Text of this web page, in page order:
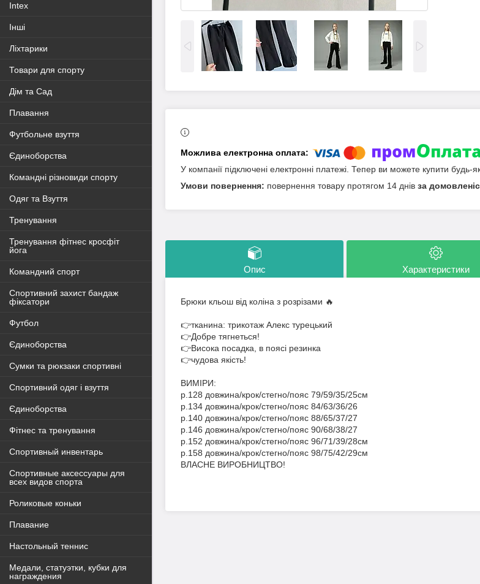
У компанії підключені електронні платежі. Тепер ви можете купити будь-
повернення товару протягом 14 днів за
Опис Характеристики
Брюки кльош від коліна з розрізами 🔥
👉тканина: трикотаж Алекс турецький
👉Добре тягнеться!
👉Висока посадка, в поясі резинка
👉чудова якість!
ВИМІРИ:
р.128 довжина/крок/стегно/пояс 79/59/35/25см
р.134 довжина/крок/стегно/пояс 84/63/36/26
р.140 довжина/крок/стегно/пояс 88/65/37/27
р.146 довжина/крок/стегно/пояс 90/68/38/27
р.152 довжина/крок/стегно/пояс 96/71/39/28см
р.158 довжина/крок/стегно/пояс 98/75/42/29см
ВЛАСНЕ ВИРОБНИЦТВО!
Intex
Інші
Ліхтарики
Товари для спорту
Дім та Сад
Плавання
Футбольне взуття
Єдиноборства
Командні різновиди спорту
Одяг та Взуття
Тренування
Тренування фітнес кросфіт
йога
Командний спорт
Спортивний захист бандаж
фіксатори
Футбол
Єдиноборства
Сумки та рюкзаки спортивні
Спортивний одяг і взуття
Єдиноборства
Фітнес та тренування
Спортивный инвентарь
Спортивные аксессуары для
всех видов спорта
Роликовые коньки
Плавание
Настольный теннис
Медали, статуэтки, кубки для
награждения